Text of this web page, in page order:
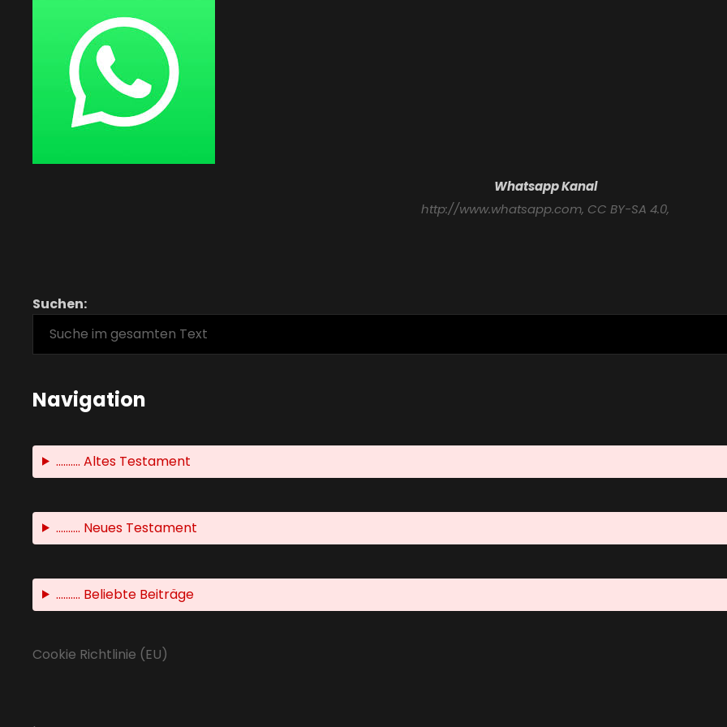
Whatsapp Kanal
http://www.whatsapp.com, CC BY-SA 4.0,
Suchen:
Navigation
.......... Altes Testament
.......... Neues Testament
.......... Beliebte Beiträge
Cookie Richtlinie (EU)